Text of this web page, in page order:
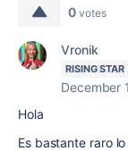
0 votes
Vronik
RISING STAR
December
Hola
Es bastante raro